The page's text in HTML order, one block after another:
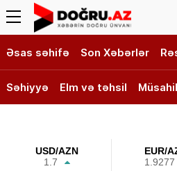
Əsas səhifə Son Xəbərlər
Səhiyyə Elm və təhsil
USD/AZN
1.7
EUR/
1.9277